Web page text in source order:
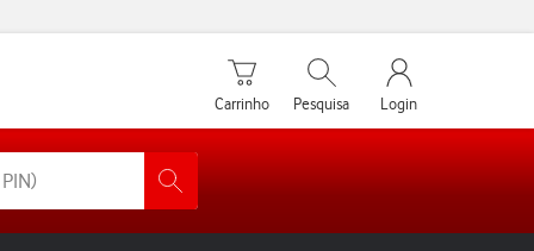
Carrinho de compras
Carrinho
Pesquisar
Pesquisa
My Vodafone
Login